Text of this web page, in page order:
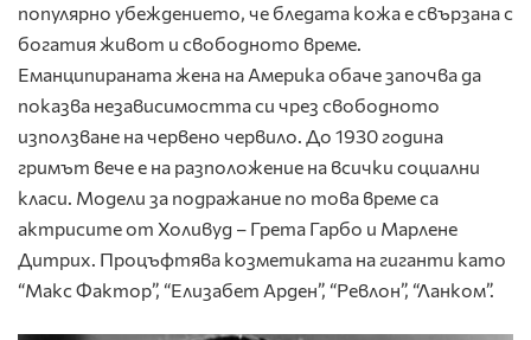
популярно убеждението, че бледата кожа е свързана с
богатия живот и свободното време.
Еманципираната жена на Америка обаче започва да
показва независимостта си чрез свободното
използване на червено червило. До 1930 година
гримът вече е на разположение на всички социални
класи. Модели за подражание по това време са
актрисите от Холивуд – Грета Гарбо и Марлене
Дитрих. Процъфтява козметиката на гиганти като
“Макс Фактор”, “Елизабет Арден”, “Ревлон”, “Ланком”.